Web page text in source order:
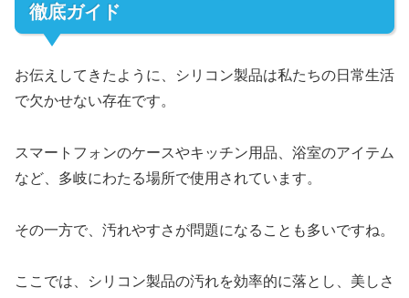
徹底ガイド
お伝えしてきたように、シリコン製品は私たちの日常生活
で欠かせない存在です。
スマートフォンのケースやキッチン用品、浴室のアイテム
など、多岐にわたる場所で使用されています。
その一方で、汚れやすさが問題になることも多いですね。
ここでは、シリコン製品の汚れを効率的に落とし、美しさ